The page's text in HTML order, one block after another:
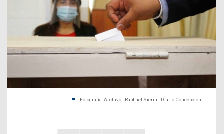
Fotografía: Archivo | Raphael Sierra | Diario Concepción